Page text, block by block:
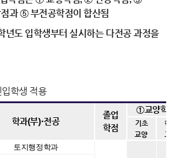
과 ⑤ 부전공학점이 합산됨
년도 입학생부터 실시하는 다전공 과정을
학생 적용
학과(부)·전공
졸업
학점
①교양학
기초
교양
핵
교
토지행정학과